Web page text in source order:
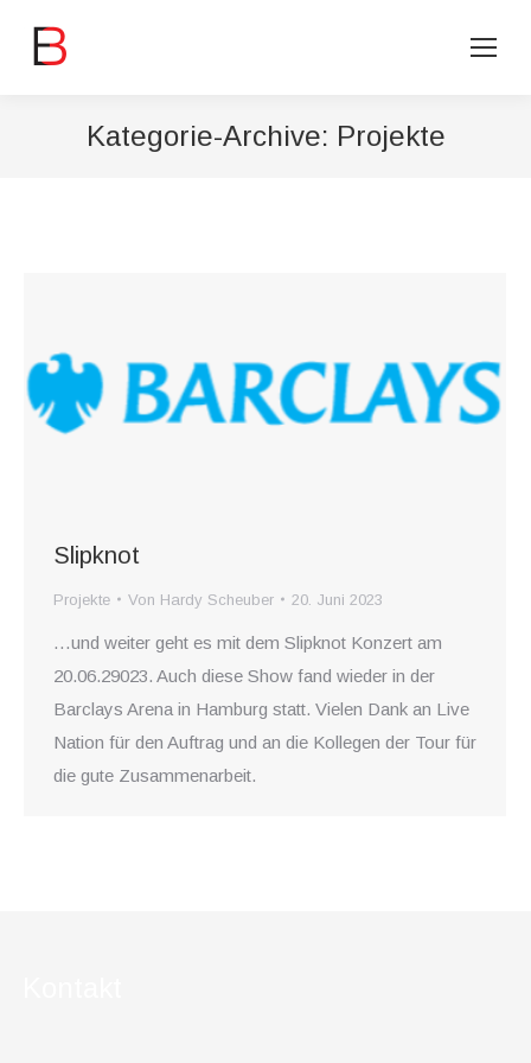
Kategorie-Archive: Projekte
Slipknot
Projekte Von Hardy Scheuber 20. Juni 2023
…und weiter geht es mit dem Slipknot Konzert am
20.06.29023. Auch diese Show fand wieder in der
Barclays Arena in Hamburg statt. Vielen Dank an Live
Nation für den Auftrag und an die Kollegen der Tour für
die gute Zusammenarbeit.